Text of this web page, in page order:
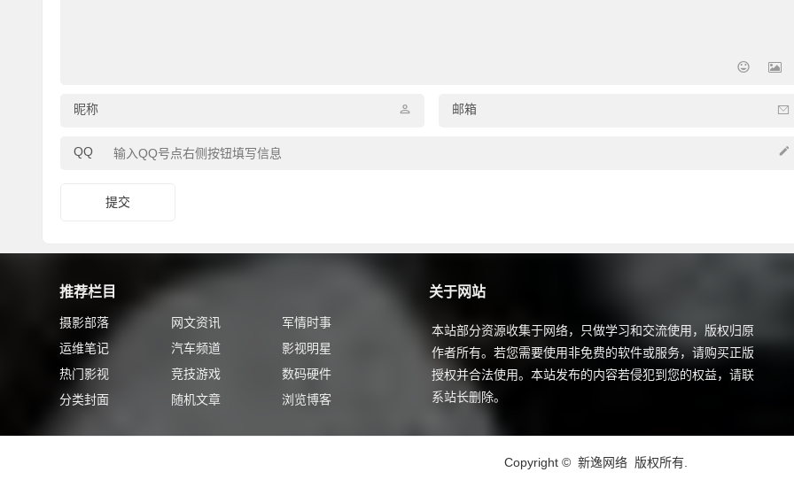
昵称 邮箱
QQ
推荐栏目
摄影部落 网文资讯
军情时事
运维笔记
汽车频道
影视明星
热门影视
竞技游戏
数码硬件
分类封面
随机文章 浏览博客
关于网站
本站部分资源收集于网络，只做学习和交流使用，版权归原
作者所有。若您需要使用非免费的软件或服务，请购买正版
授权并合法使用。本站发布的内容若侵犯到您的权益，请联
系站长删除。
Copyright © 新逸网络版权所有.